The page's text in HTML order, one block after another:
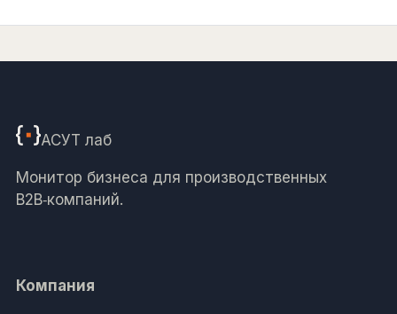
АСУТ лаб
Монитор бизнеса для производственных
B2B‑компаний.
Компания